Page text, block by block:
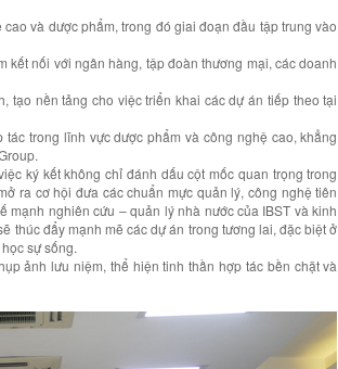
và dược phẩm, trong đó giai đoạn đầu tập trung vào
kết nối với ngân hàng, tập đoàn thương mại, các doanh
tạo nền tảng cho việc triển khai các dự án tiếp theo tại
trong lĩnh vực dược phẩm và công nghệ cao, khẳng
ký kết không chỉ đánh dấu cột mốc quan trọng trong
ra cơ hội đưa các chuẩn mực quản lý, công nghệ tiên
mạnh nghiên cứu – quản lý nhà nước của IBST và kinh
thúc đẩy mạnh mẽ các dự án trong tương lai, đặc biệt ở
sự sống.
ảnh lưu niệm, thể hiện tinh thần hợp tác bền chặt và